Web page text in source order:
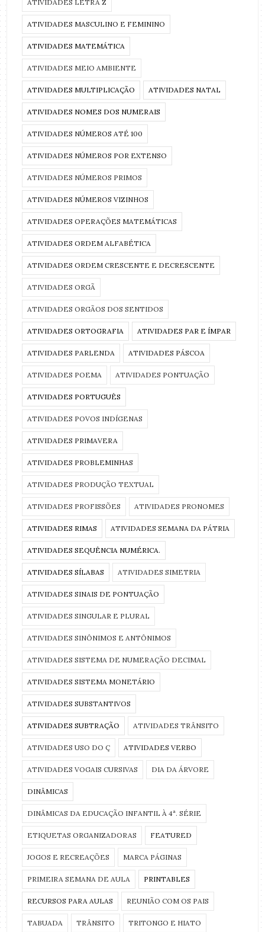
ATIVIDADES LETRA Z
ATIVIDADES MASCULINO E FEMININO
ATIVIDADES MATEMÁTICA
ATIVIDADES MEIO AMBIENTE
ATIVIDADES MULTIPLICAÇÃO ATIVIDADES NATAL
ATIVIDADES NOMES DOS NUMERAIS
ATIVIDADES NÚMEROS ATÉ 100
ATIVIDADES NÚMEROS POR EXTENSO
ATIVIDADES NÚMEROS PRIMOS
ATIVIDADES NÚMEROS VIZINHOS
ATIVIDADES OPERAÇÕES MATEMÁTICAS
ATIVIDADES ORDEM ALFABÉTICA
ATIVIDADES ORDEM CRESCENTE E DECRESCENTE
ATIVIDADES ORGÃ
ATIVIDADES ORGÃOS DOS SENTIDOS
ATIVIDADES ORTOGRAFIA ATIVIDADES PAR E ÍMPAR
ATIVIDADES PARLENDA ATIVIDADES PÁSCOA
ATIVIDADES POEMA ATIVIDADES PONTUAÇÃO
ATIVIDADES PORTUGUÊS
ATIVIDADES POVOS INDÍGENAS
ATIVIDADES PRIMAVERA
ATIVIDADES PROBLEMINHAS
ATIVIDADES PRODUÇÃO TEXTUAL
ATIVIDADES PROFISSÕES ATIVIDADES PRONOMES
ATIVIDADES RIMAS ATIVIDADES SEMANA DA PÁTRIA
ATIVIDADES SEQUÊNCIA NUMÉRICA.
ATIVIDADES SÍLABAS ATIVIDADES SIMETRIA
ATIVIDADES SINAIS DE PONTUAÇÃO
ATIVIDADES SINGULAR E PLURAL
ATIVIDADES SINÔNIMOS E ANTÔNIMOS
ATIVIDADES SISTEMA DE NUMERAÇÃO DECIMAL
ATIVIDADES SISTEMA MONETÁRIO
ATIVIDADES SUBSTANTIVOS
ATIVIDADES SUBTRAÇÃO ATIVIDADES TRÂNSITO
ATIVIDADES USO DO Ç ATIVIDADES VERBO
ATIVIDADES VOGAIS CURSIVAS DIA DA ÁRVORE
DINÂMICAS
DINÂMICAS DA EDUCAÇÃO INFANTIL À 4ª. SÉRIE
ETIQUETAS ORGANIZADORAS FEATURED
JOGOS E RECREAÇÕES MARCA PÁGINAS
PRIMEIRA SEMANA DE AULA PRINTABLES
RECURSOS PARA AULAS REUNIÃO COM OS PAIS
TABUADA TRÂNSITO TRITONGO E HIATO